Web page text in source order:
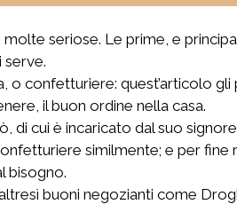
seriose. Le prime, e
serve.
o confetturiere: quest’articolo
il buon ordine nella casa.
cui è incaricato dal suo
similmente; e per
bisogno.
buoni negozianti come